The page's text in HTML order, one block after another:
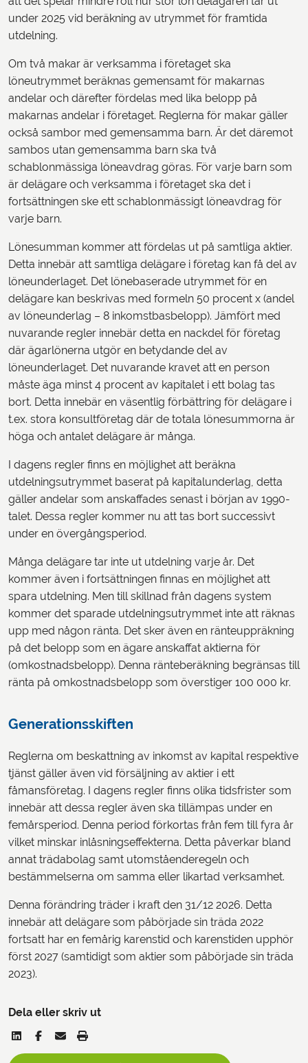
under 2025 vid beräkning av utrymmet för framtida
utdelning.
Om två makar är verksamma i företaget ska
löneutrymmet beräknas gemensamt för makarnas
andelar och därefter fördelas med lika belopp på
makarnas andelar i företaget. Reglerna för makar gäller
också sambor med gemensamma barn. Är det däremot
sambos utan gemensamma barn ska två
schablonmässiga löneavdrag göras. För varje barn som
är delägare och verksamma i företaget ska det i
fortsättningen ske ett schablonmässigt löneavdrag för
varje barn.
Lönesumman kommer att fördelas ut på samtliga aktier.
Detta innebär att samtliga delägare i företag kan få del av
löneunderlaget. Det lönebaserade utrymmet för en
delägare kan beskrivas med formeln 50 procent x (andel
av löneunderlag – 8 inkomstbasbelopp). Jämfört med
nuvarande regler innebär detta en nackdel för företag
där ägarlönerna utgör en betydande del av
löneunderlaget. Det nuvarande kravet att en person
måste äga minst 4 procent av kapitalet i ett bolag tas
bort. Detta innebär en väsentlig förbättring för delägare i
t.ex. stora konsultföretag där de totala lönesummorna är
höga och antalet delägare är många.
I dagens regler finns en möjlighet att beräkna
utdelningsutrymmet baserat på kapitalunderlag, detta
gäller andelar som anskaffades senast i början av 1990-
talet. Dessa regler kommer nu att tas bort successivt
under en övergångsperiod.
Många delägare tar inte ut utdelning varje år. Det
kommer även i fortsättningen finnas en möjlighet att
spara utdelning. Men till skillnad från dagens system
kommer det sparade utdelningsutrymmet inte att räknas
upp med någon ränta. Det sker även en ränteuppräkning
på det belopp som en ägare anskaffat aktierna för
(omkostnadsbelopp). Denna ränteberäkning begränsas till
ränta på omkostnadsbelopp som överstiger 100 000 kr.
Generationsskiften
Reglerna om beskattning av inkomst av kapital respektive
tjänst gäller även vid försäljning av aktier i ett
fåmansföretag. I dagens regler finns olika tidsfrister som
innebär att dessa regler även ska tillämpas under en
femårsperiod. Denna period förkortas från fem till fyra år
vilket minskar inlåsningseffekterna. Detta påverkar bland
annat trädabolag samt utomståenderegeln och
bestämmelserna om samma eller likartad verksamhet.
Denna förändring träder i kraft den 31/12 2026. Detta
innebär att delägare som påbörjade sin träda 2022
fortsatt har en femårig karenstid och karenstiden upphör
först 2027 (samtidigt som aktier som påbörjade sin träda
2023).
Dela eller skriv ut